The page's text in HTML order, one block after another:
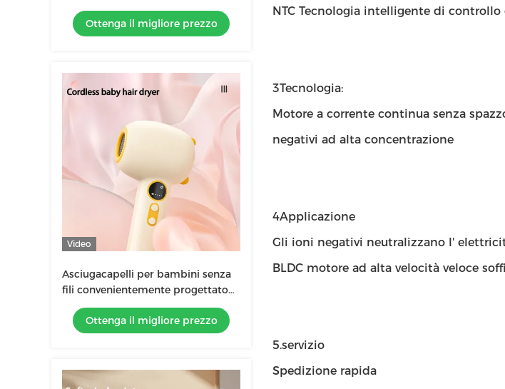
Mini asciugatrice di capelli
portatile carica Asciugatrice senza
Ottenga il migliore prezzo
Video
Asciugacapelli per bambini senza
fili convenientemente progettato
con base di ricarica GW 0.7KG
Giallo / Blu
Ottenga il migliore prezzo
NTC Tecnologia intelligente di
3Tecnologia:
Motore a corrente continua senza
negativi ad alta concentrazione
4Applicazione
Gli ioni negativi neutralizzano l'
BLDC motore ad alta velocità veloce
5.servizio
Spedizione rapida